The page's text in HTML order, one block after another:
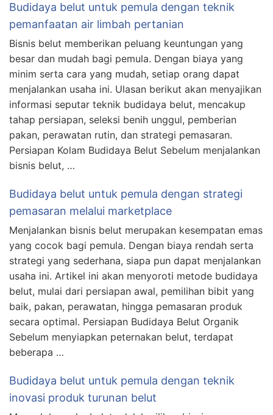
Budidaya belut untuk pemula dengan teknik
pemanfaatan air limbah pertanian
Bisnis belut memberikan peluang keuntungan yang
besar dan mudah bagi pemula. Dengan biaya yang
minim serta cara yang mudah, setiap orang dapat
menjalankan usaha ini. Ulasan berikut akan menyajikan
informasi seputar teknik budidaya belut, mencakup
tahap persiapan, seleksi benih unggul, pemberian
pakan, perawatan rutin, dan strategi pemasaran.
Persiapan Kolam Budidaya Belut Sebelum menjalankan
bisnis belut, …
Budidaya belut untuk pemula dengan strategi
pemasaran melalui marketplace
Menjalankan bisnis belut merupakan kesempatan emas
yang cocok bagi pemula. Dengan biaya rendah serta
strategi yang sederhana, siapa pun dapat menjalankan
usaha ini. Artikel ini akan menyoroti metode budidaya
belut, mulai dari persiapan awal, pemilihan bibit yang
baik, pakan, perawatan, hingga pemasaran produk
secara optimal. Persiapan Budidaya Belut Organik
Sebelum menyiapkan peternakan belut, terdapat
beberapa …
Budidaya belut untuk pemula dengan teknik
inovasi produk turunan belut